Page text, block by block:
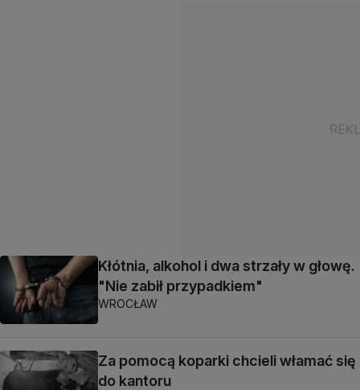
Kłótnia, alkohol i dwa strzały w głowę.
"Nie zabił przypadkiem"
WROCŁAW
Za pomocą koparki chcieli włamać się
do kantoru